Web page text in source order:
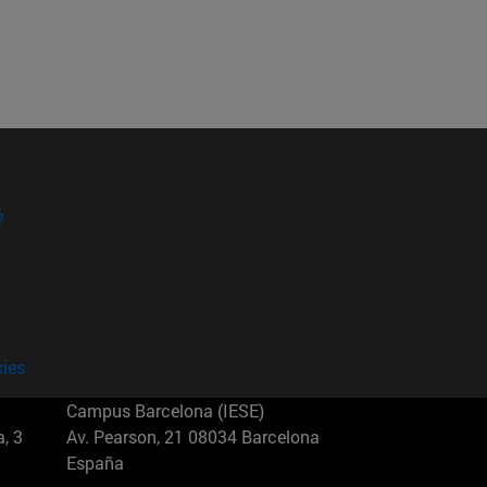
3
Campus Barcelona (IESE)
Av. Pearson, 21 08034 Barcelona
España